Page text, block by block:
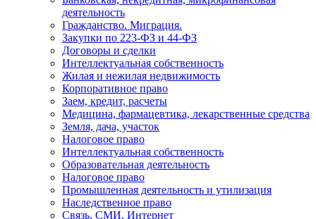
деятельность
Гражданство. Миграция.
Закупки по 223-ФЗ и 44-ФЗ
Договоры и сделки
Интеллектуальная собственность
Жилая и нежилая недвижимость
Корпоративное право
Заем, кредит, расчеты
Медицина, фармацевтика, лекарственные средства
Земля, дача, участок
Налоговое право
Интеллектуальная собственность
Образовательная деятельность
Налоговое право
Промышленная деятельность и утилизация
Наследственное право
Связь, СМИ, Интернет